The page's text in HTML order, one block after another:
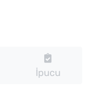
İpucu